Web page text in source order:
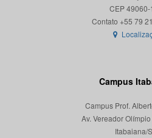
CEP 49060-
Campus
Campus Prof.
Av. Vereador
Itabaiana/